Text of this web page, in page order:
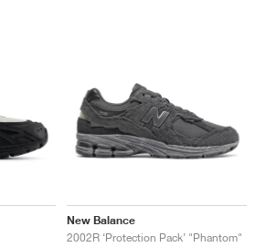
New Balance
2002R ‘Protection Pack’ "Phantom"